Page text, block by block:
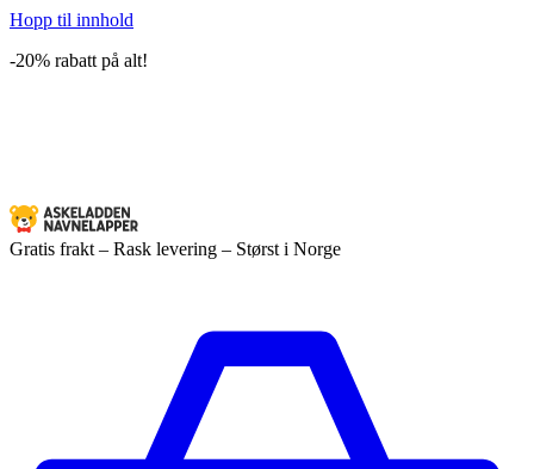
Hopp til innhold
-20% rabatt på alt!
Gratis frakt – Rask levering – Størst i Norge